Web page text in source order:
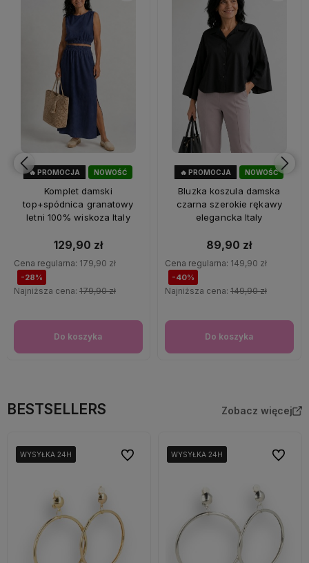
NOWOŚĆ
🔥 PROMOCJA
Komplet damski
top+spódnica granatowy
letni 100% wiskoza Italy
129,90 zł
Cena regularna: 179,90 zł
-28%
Najniższa cena:179,90 zł
Do koszyka
NOWOŚĆ
🔥 PROMOCJA
Bluzka koszula damska
czarna szerokie rękawy
elegancka Italy
89,90 zł
Cena regularna: 149,90 zł
-40%
Najniższa cena: 149,90 zł
Do koszyka
BESTSELLERS Zobacz więcej
WYSYŁKA 24H
WYSYŁKA 24H
WYSYŁKA 24H Do ulubionychWYSYŁKA 24H
WYSYŁKA 24H
WYSYŁKA 24H Do